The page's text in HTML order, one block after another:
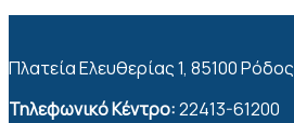
Πλατεία Ελευθερίας 1, 85100 Ρόδος
Τηλεφωνικό Κέντρο:22413-61200